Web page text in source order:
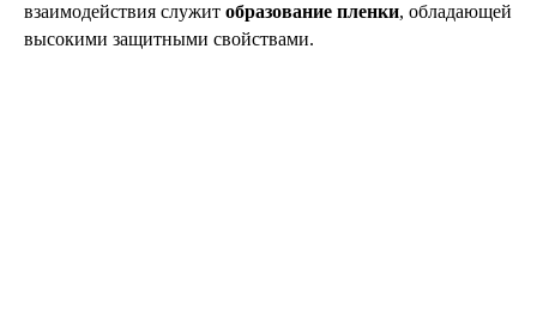
взаимодействия служит образование пленки, обладающей
высокими защитными свойствами.